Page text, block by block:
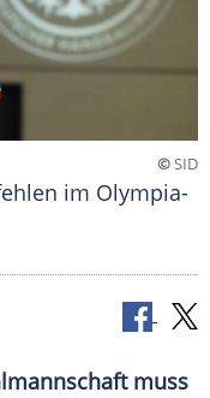
©SID
im Olympia-
muss